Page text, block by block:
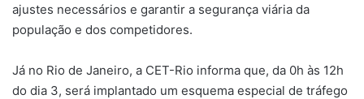
ajustes necessários e garantir a segurança viária da
população e dos competidores.
Já no Rio de Janeiro, a CET-Rio informa que, da 0h às 12h
do dia 3, será implantado um esquema especial de tráfego